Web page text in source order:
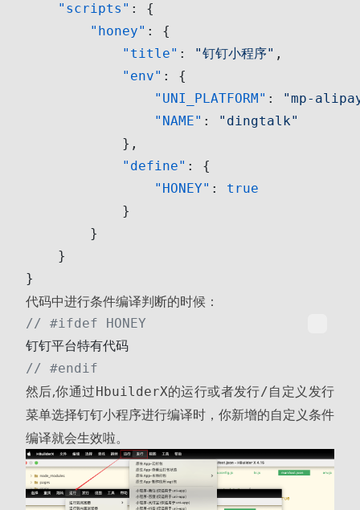
    "scripts"
: {
        "honey"
: {
            "title"
: "钉钉小程序" ,
            "env"
: {
                "UNI_PLATFORM"
:
"mp-
                "NAME"
:
"dingtalk"
            },
            "define"
: {
                "HONEY"
: true
            }
        }
    }
}
代码中进行条件编译判断的时候：
// #ifdef HONEY
钉钉平台特有代码
// #endif
然后,你通过HbuilderX的运行或者发行/自定义发行
菜单选择钉钉小程序进行编译时，你新增的自定义条件
编译就会生效啦。